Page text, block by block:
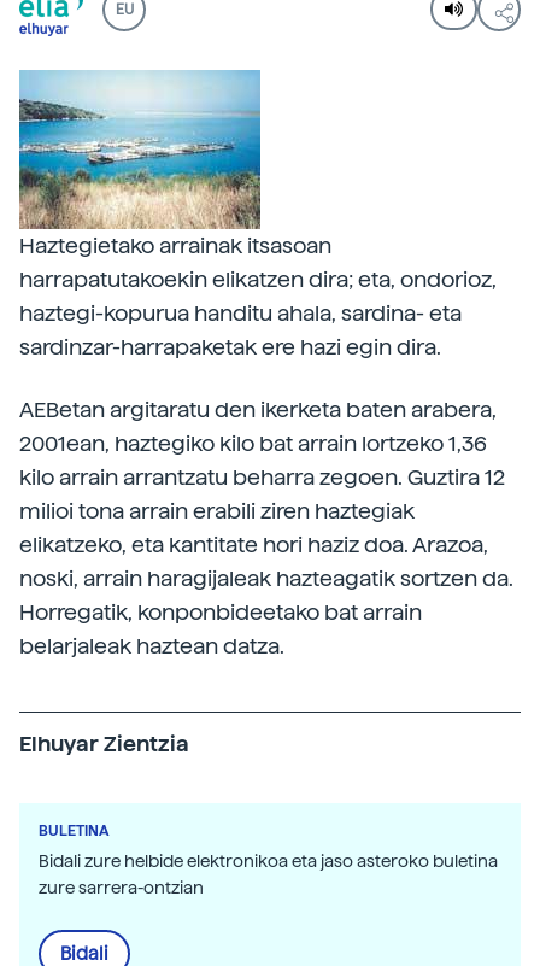
EU
Haztegietako arrainak itsasoan
harrapatutakoekin elikatzen dira; eta, ondorioz,
haztegi-kopurua handitu ahala, sardina- eta
sardinzar-harrapaketak ere hazi egin dira.
AEBetan argitaratu den ikerketa baten arabera,
2001ean, haztegiko kilo bat arrain lortzeko 1,36
kilo arrain arrantzatu beharra zegoen. Guztira 12
milioi tona arrain erabili ziren haztegiak
elikatzeko, eta kantitate hori haziz doa. Arazoa,
noski, arrain haragijaleak hazteagatik sortzen da.
Horregatik, konponbideetako bat arrain
belarjaleak haztean datza.
Elhuyar Zientzia
BULETINA
Bidali zure helbide elektronikoa eta jaso asteroko buletina
zure sarrera-ontzian
Bidali